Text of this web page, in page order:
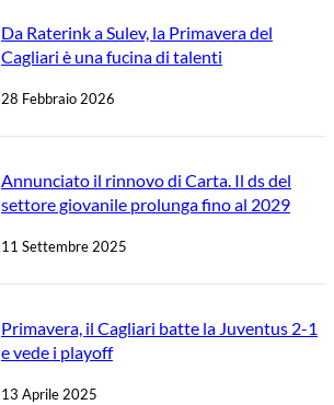
Da Raterink a Sulev, la Primavera del
Cagliari è una fucina di talenti
28 Febbraio 2026
Annunciato il rinnovo di Carta. Il ds del
settore giovanile prolunga fino al 2029
11 Settembre 2025
Primavera, il Cagliari batte la Juventus 2-1
e vede i playoff
13 Aprile 2025